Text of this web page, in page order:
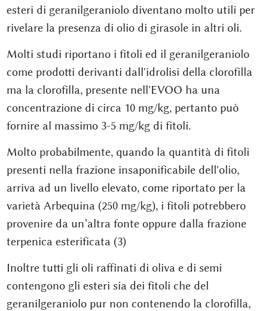
esteri di geranilgeraniolo diventano molto utili per
rivelare la presenza di olio di girasole in altri oli.
Molti studi riportano i fitoli ed il geranilgeraniolo
come prodotti derivanti dall'idrolisi della clorofilla
ma la clorofilla, presente nell'EVOO ha una
concentrazione di circa 10 mg/kg, pertanto può
fornire al massimo 3-5 mg/kg di fitoli.
Molto probabilmente, quando la quantità di fitoli
presenti nella frazione insaponificabile dell'olio,
arriva ad un livello elevato, come riportato per la
varietà Arbequina (250 mg/kg), i fitoli potrebbero
provenire da un’altra fonte oppure dalla frazione
terpenica esterificata (3)
Inoltre tutti gli oli raffinati di oliva e di semi
contengono gli esteri sia dei fitoli che del
geranilgeraniolo pur non contenendo la clorofilla,